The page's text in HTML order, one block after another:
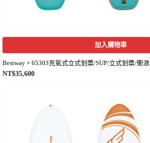
加入購物車
NT$35,600